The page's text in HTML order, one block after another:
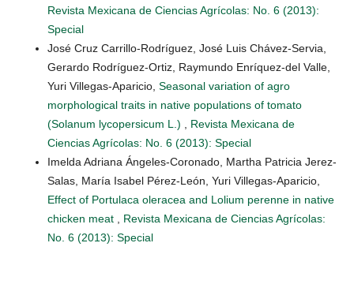
Revista Mexicana de Ciencias Agrícolas: No. 6 (2013):
Special
José Cruz Carrillo-Rodríguez, José Luis Chávez-Servia,
Gerardo Rodríguez-Ortiz, Raymundo Enríquez-del Valle,
Yuri Villegas-Aparicio, Seasonal variation of agro
morphological traits in native populations of tomato
(Solanum lycopersicum L.)
Revista Mexicana de
Ciencias Agrícolas: No. 6 (2013): Special
Imelda Adriana Ángeles-Coronado, Martha Patricia Jerez-
Salas, María Isabel Pérez-León, Yuri Villegas-Aparicio,
Effect of Portulaca oleracea and Lolium perenne in native
chicken meat
Revista Mexicana de Ciencias Agrícolas:
No. 6 (2013): Special